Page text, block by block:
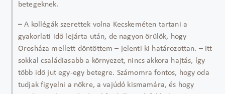
betegeknek.
– A kollégák szerettek volna Kecskeméten tartani a
gyakorlati idő lejárta után, de nagyon örülök, hogy
Orosháza mellett döntöttem – jelenti ki határozottan. – Itt
sokkal családiasabb a környezet, nincs akkora hajtás, így
több idő jut egy-egy betegre. Számomra fontos, hogy oda
tudjak figyelni a nőkre, a vajúdó kismamára, és hogy